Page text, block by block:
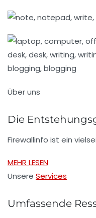
Über uns
Die
Firewallinfo ist ein
MEHR LESEN
Unsere Services
Umfassende